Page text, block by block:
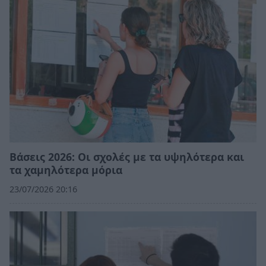
Βάσεις 2026: Οι σχολές με τα υψηλότερα και
τα χαμηλότερα μόρια
23/07/2026 20:16